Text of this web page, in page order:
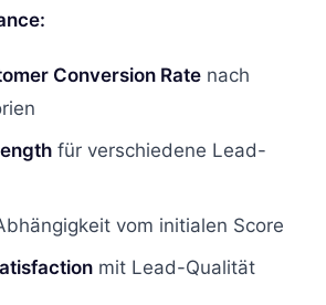
Conversion Rate nach
für verschiedene Lead-
vom initialen Score
mit Lead-Qualität